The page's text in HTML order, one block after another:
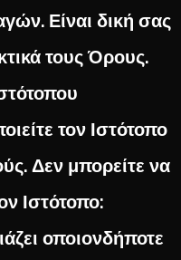
Είναι δική σας
τους Όρους.
τον Ιστότοπο
Δεν μπορείτε να
Ιστότοπο:
οποιονδήποτε